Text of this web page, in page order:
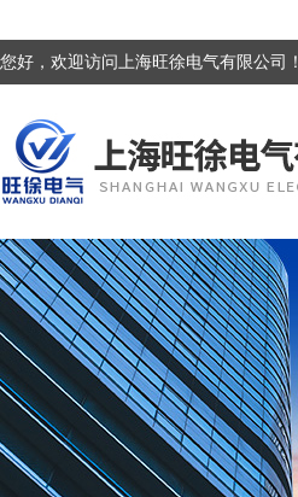
您好，欢迎访问上海旺徐电气有限公司！